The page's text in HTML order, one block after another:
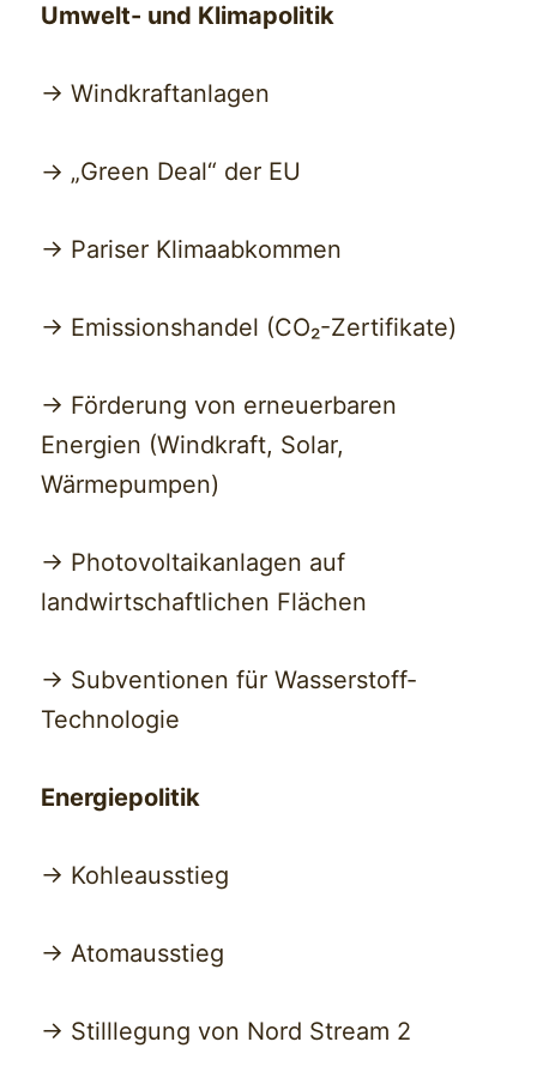
Umwelt- und Klimapolitik
-> Windkraftanlagen
-> „Green Deal“ der EU
-> Pariser Klimaabkommen
-> Emissionshandel (CO₂-Zertifikate)
-> Förderung von erneuerbaren
Energien (Windkraft, Solar,
Wärmepumpen)
-> Photovoltaikanlagen auf
landwirtschaftlichen Flächen
-> Subventionen für Wasserstoff-
Technologie
Energiepolitik
-> Kohleausstieg
-> Atomausstieg
-> Stilllegung von Nord Stream 2